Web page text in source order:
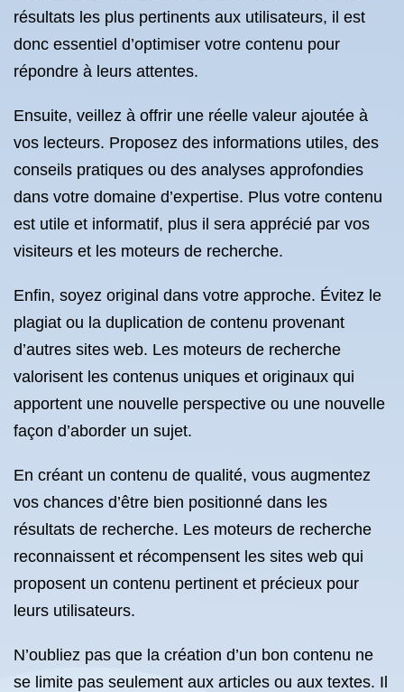
résultats les plus pertinents aux utilisateurs, il est
donc essentiel d’optimiser votre contenu pour
répondre à leurs attentes.
Ensuite, veillez à offrir une réelle valeur ajoutée à
vos lecteurs. Proposez des informations utiles, des
conseils pratiques ou des analyses approfondies
dans votre domaine d’expertise. Plus votre contenu
est utile et informatif, plus il sera apprécié par vos
visiteurs et les moteurs de recherche.
Enfin, soyez original dans votre approche. Évitez le
plagiat ou la duplication de contenu provenant
d’autres sites web. Les moteurs de recherche
valorisent les contenus uniques et originaux qui
apportent une nouvelle perspective ou une nouvelle
façon d’aborder un sujet.
En créant un contenu de qualité, vous augmentez
vos chances d’être bien positionné dans les
résultats de recherche. Les moteurs de recherche
reconnaissent et récompensent les sites web qui
proposent un contenu pertinent et précieux pour
leurs utilisateurs.
N’oubliez pas que la création d’un bon contenu ne
se limite pas seulement aux articles ou aux textes. Il